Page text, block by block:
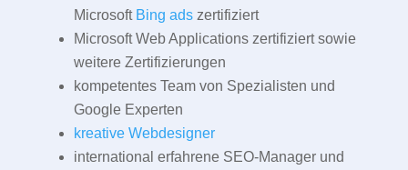
Microsoft Bing adszertifiziert
Microsoft Web Applications zertifiziert sowie
weitere Zertifizierungen
kompetentes Team von Spezialisten und
Google Experten
kreative Webdesigner
international erfahrene SEO-Manager und